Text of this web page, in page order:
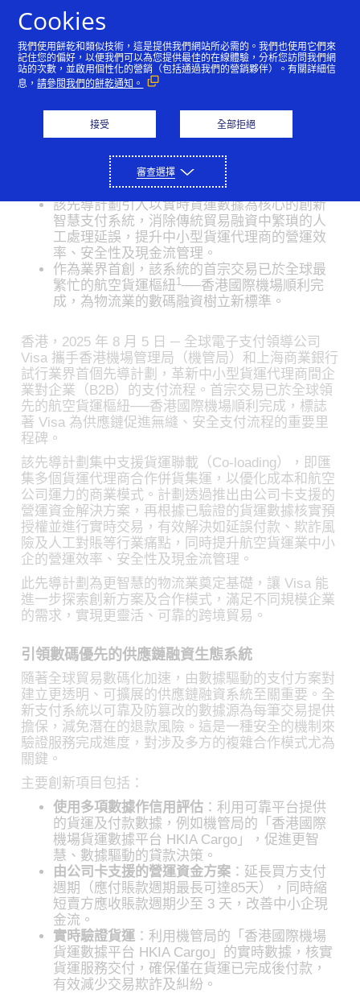
Visa 攜手香港機場管理局
和上海商業銀行試行智慧
營運資金方案ㅤ推動香港供
應鏈融資數碼化
該先導計劃引入以實時貨運數據為核心的創新
智慧支付系統，消除傳統貿易融資中繁瑣的人
工處理延誤，提升中小型貨運代理商的營運效
率、安全性及現金流管理。
作為業界首創，該系統的首宗交易已於全球最
繁忙的航空貨運樞紐1──香港國際機場順利完
成，為物流業的數碼融資樹立新標準。
香港，2025 年 8 月 5 日 ─ 全球電子支付領導公司
Visa 攜手香港機場管理局（機管局）和上海商業銀行
試行業界首個先導計劃，革新中小型貨運代理商間企
業對企業（B2B）的支付流程。首宗交易已於全球領
先的航空貨運樞紐──香港國際機場順利完成，標誌
著 Visa 為供應鏈促進無縫、安全支付流程的重要里
程碑。
該先導計劃集中支援貨運聯載（Co-loading），即匯
集多個貨運代理商合作併貨集運，以優化成本和航空
公司運力的商業模式。計劃透過推出由公司卡支援的
營運資金解決方案，再根據已驗證的貨運數據核實預
授權並進行實時交易，有效解決如延誤付款、欺詐風
險及人工對賬等行業痛點，同時提升航空貨運業中小
企的營運效率、安全性及現金流管理。
此先導計劃為更智慧的物流業奠定基礎，讓 Visa 能
進一步探索創新方案及合作模式，滿足不同規模企業
的需求，實現更靈活、可靠的跨境貿易。
引領數碼優先的供應鏈融資生態系統
隨著全球貿易數碼化加速，由數據驅動的支付方案對
建立更透明、可擴展的供應鏈融資系統至關重要。全
新支付系統以可靠及防篡改的數據源為每筆交易提供
擔保，減免潛在的退款風險。這是一種安全的機制來
驗證服務完成進度，對涉及多方的複雜合作模式尤為
關鍵。
主要創新項目包括：
使用多項數據作信用評估 ：利用可靠平台提供
的貨運及付款數據，例如機管局的「香港國際
機場貨運數據平台 HKIA Cargo」，促進更智
慧、數據驅動的貸款決策。
由公司卡支援的營運資金方案 ：延長買方支付
週期（應付賬款週期最長可達85天），同時縮
短賣方應收賬款週期少至 3 天，改善中小企現
金流。
實時驗證貨運 ：利用機管局的「香港國際機場
貨運數據平台 HKIA Cargo」的實時數據，核實
貨運服務交付，確保僅在貨運已完成後付款，
有效減少交易欺詐及糾紛。
Cookies
我們使用餅乾和類似技術，這是提供我們網站所必需的。我們也使用它們來
記住您的偏好，以便我們可以為您提供最佳的在線體驗，分析您訪問我們網
站的次數，並啟用個性化的營銷（包括通過我們的營銷夥伴）。有關詳細信
息，請參閱我們的餅乾通知。
接受 全部拒絕
審查選擇